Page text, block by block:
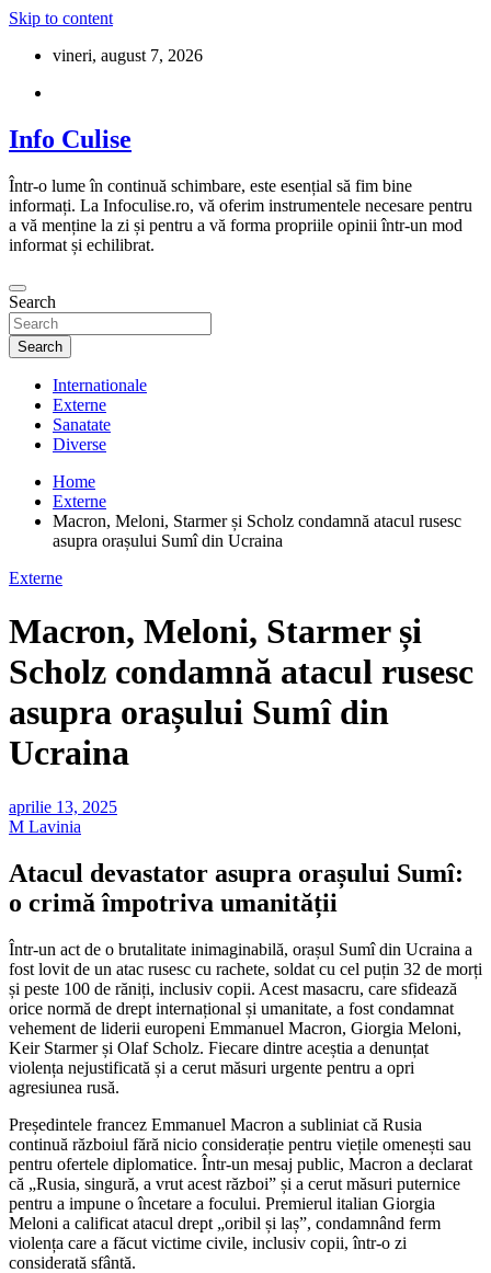
Skip to content
vineri, august 7, 2026
Info Culise
Într-o lume în continuă schimbare, este esențial să fim bine
informați. La Infoculise.ro, vă oferim instrumentele necesare pentru
a vă menține la zi și pentru a vă forma propriile opinii într-un mod
informat și echilibrat.
Search
Search
Internationale
Externe
Sanatate
Diverse
Home
Externe
Macron, Meloni, Starmer și Scholz condamnă atacul rusesc
asupra orașului Sumî din Ucraina
Externe
Macron, Meloni, Starmer și
Scholz condamnă atacul rusesc
asupra orașului Sumî din
Ucraina
aprilie 13, 2025
M Lavinia
Atacul devastator asupra orașului Sumî:
o crimă împotriva umanității
Într-un act de o brutalitate inimaginabilă, orașul Sumî din Ucraina a
fost lovit de un atac rusesc cu rachete, soldat cu cel puțin 32 de morți
și peste 100 de răniți, inclusiv copii. Acest masacru, care sfidează
orice normă de drept internațional și umanitate, a fost condamnat
vehement de liderii europeni Emmanuel Macron, Giorgia Meloni,
Keir Starmer și Olaf Scholz. Fiecare dintre aceștia a denunțat
violența nejustificată și a cerut măsuri urgente pentru a opri
agresiunea rusă.
Președintele francez Emmanuel Macron a subliniat că Rusia
continuă războiul fără nicio considerație pentru viețile omenești sau
pentru ofertele diplomatice. Într-un mesaj public, Macron a declarat
că „Rusia, singură, a vrut acest război” și a cerut măsuri puternice
pentru a impune o încetare a focului. Premierul italian Giorgia
Meloni a calificat atacul drept „oribil și laș”, condamnând ferm
violența care a făcut victime civile, inclusiv copii, într-o zi
considerată sfântă.